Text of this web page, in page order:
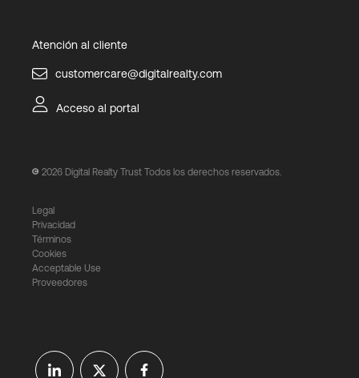
Atención al cliente
customercare@digitalrealty.com
Acceso al portal
2026 Digital Realty Trust Todos los derechos reservados.
Legal
Privacidad
Términos
Cookies
Acceptable Use
Proveedores